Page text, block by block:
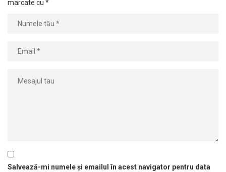
marcate cu *
Salvează-mi numele și emailul în acest navigator pentru data